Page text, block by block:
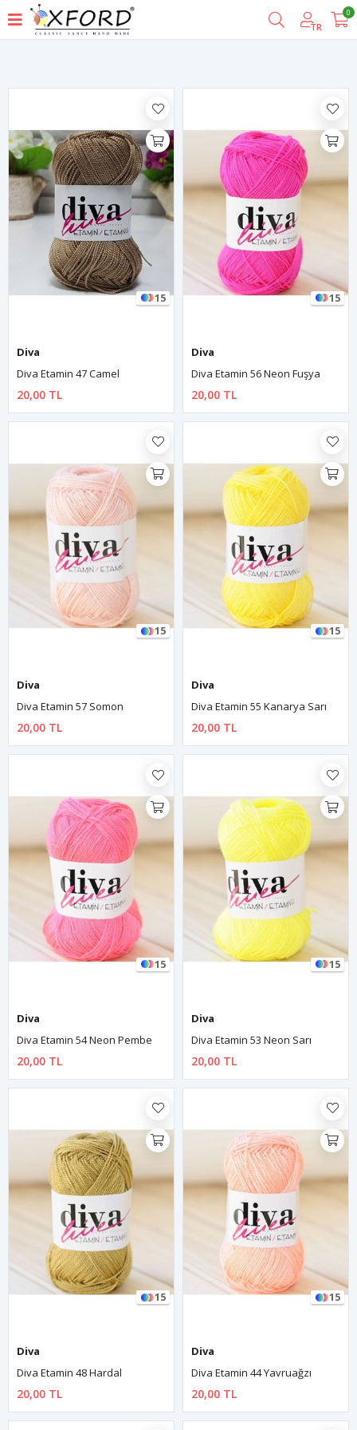
TR
0
Filtrele
15
Diva
Diva Etamin 47 Camel
20,00 TL
15
Diva
Diva Etamin 56 Neon Fuşya
20,00 TL
15
Diva
Diva Etamin 57 Somon
20,00 TL
15
Diva
Diva Etamin 55 Kanarya Sarı
20,00 TL
15
Diva
Diva Etamin 54 Neon Pembe
20,00 TL
15
Diva
Diva Etamin 53 Neon Sarı
20,00 TL
15
Diva
Diva Etamin 48 Hardal
20,00 TL
15
Diva
Diva Etamin 44 Yavruağzı
20,00 TL